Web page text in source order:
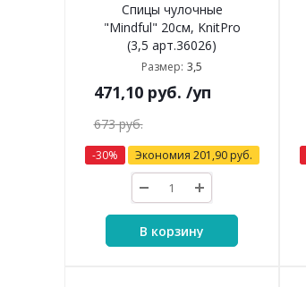
Спицы чулочные
"Mindful" 20см, KnitPro
(3,5 арт.36026)
Размер: 3,5
471,10руб. /уп
673руб.
-30% Экономия 201,90руб.
В корзину